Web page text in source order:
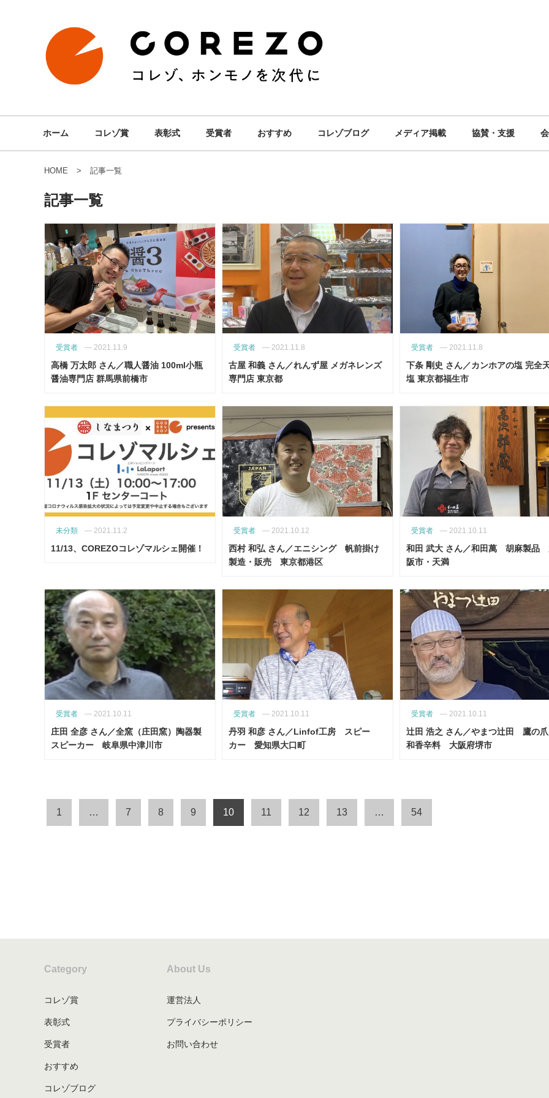
ホーム コレゾ賞 表彰式 受賞者 おすすめ コレゾブログ メディア掲載 協賛・支援
HOME 記事一覧
記事一覧
受賞者 — 2021.11.9
高橋 万太郎 さん／職人醤油 100ml小瓶
醤油専門店 群馬県前橋市
受賞者 — 2021.11.8
古屋 和義 さん／れんず屋 メガネレンズ
専門店 東京都
受賞者 — 2021.11.8
下条 剛史 さん／カンホアの塩 完全
塩 東京都福生市
未分類 — 2021.11.2
11/13、COREZOコレゾマルシェ開催！
受賞者 — 2021.10.12
西村 和弘 さん／エニシング 帆前掛け
製造・販売 東京都港区
受賞者 — 2021.10.11
和田 武大 さん／和田萬 胡麻製品
阪市・天満
受賞者 — 2021.10.11
庄田 全彦 さん／全窯（庄田窯）陶器製
スピーカー 岐阜県中津川市
受賞者 — 2021.10.11
丹羽 和彦 さん／Linfof工房 スピー
カー 愛知県大口町
受賞者 — 2021.10.11
辻田 浩之 さん／やまつ辻田 鷹の
和香辛料 大阪府堺市
1 … 7 8 9 10 11 12 13 … 54
Category
コレゾ賞
表彰式
受賞者
おすすめ
コレゾブログ
About Us
運営法人
プライバシーポリシー
お問い合わせ